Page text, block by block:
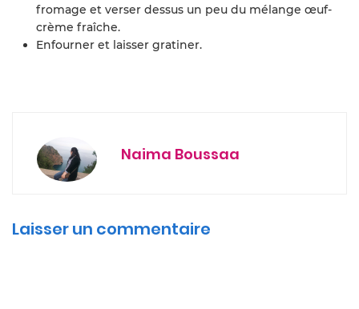
fromage et verser dessus un peu du mélange œuf-
crème fraîche.
Enfourner et laisser gratiner.
Naima Boussaa
Laisser un commentaire